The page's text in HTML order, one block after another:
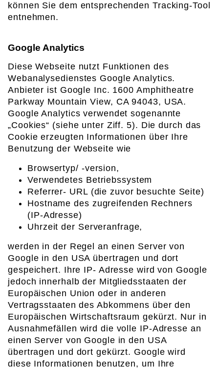
können Sie dem entsprechenden Tracking-Tool
entnehmen.
Google Analytics
Diese Webseite nutzt Funktionen des
Webanalysedienstes Google Analytics.
Anbieter ist Google Inc. 1600 Amphitheatre
Parkway Mountain View, CA 94043, USA.
Google Analytics verwendet sogenannte
„Cookies“ (siehe unter Ziff. 5). Die durch das
Cookie erzeugten Informationen über Ihre
Benutzung der Webseite wie
Browsertyp/ -version,
Verwendetes Betriebssystem
Referrer- URL (die zuvor besuchte Seite)
Hostname des zugreifenden Rechners
(IP-Adresse)
Uhrzeit der Serveranfrage,
werden in der Regel an einen Server von
Google in den USA übertragen und dort
gespeichert. Ihre IP- Adresse wird von Google
jedoch innerhalb der Mitgliedsstaaten der
Europäischen Union oder in anderen
Vertragsstaaten des Abkommens über den
Europäischen Wirtschaftsraum gekürzt. Nur in
Ausnahmefällen wird die volle IP-Adresse an
einen Server von Google in den USA
übertragen und dort gekürzt. Google wird
diese Informationen benutzen, um Ihre